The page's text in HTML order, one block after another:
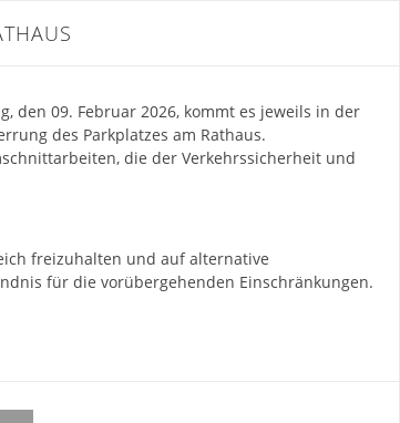
den 09. Februar 2026, kommt es jeweils in der
des Parkplatzes am Rathaus.
die der Verkehrssicherheit und
freizuhalten und auf alternative
für die vorübergehenden Einschränkungen.